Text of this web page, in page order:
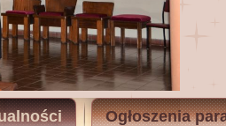
Ogłoszenia